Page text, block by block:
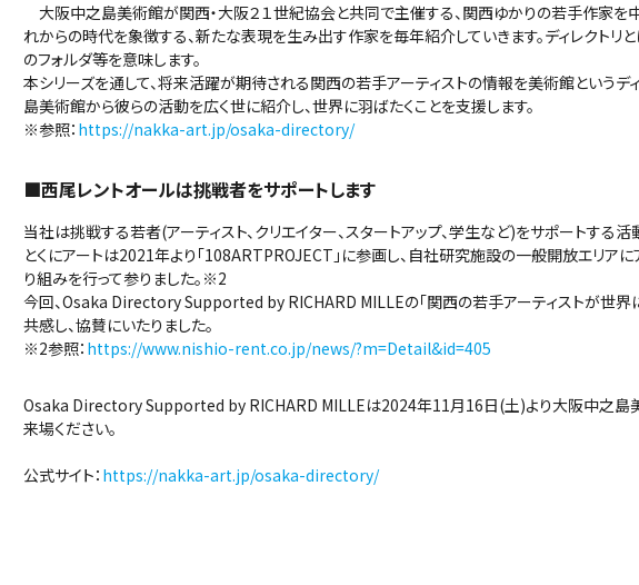
大阪中之島美術館が関西・大阪２１世紀協会と共同で主催する、関西ゆかりの若手作家を
れからの時代を象徴する、新たな表現を生み出す作家を毎年紹介していきます。ディレクトリ
のフォルダ等を意味します。
本シリーズを通して、将来活躍が期待される関西の若手アーティストの情報を美術館というディ
島美術館から彼らの活動を広く世に紹介し、世界に羽ばたくことを支援します。
※参照： https://nakka-art.jp/osaka-directory/
■西尾レントオールは挑戦者をサポートします
当社は挑戦する若者(アーティスト、クリエイター、スタートアップ、学生など)をサポートする活
とくにアートは2021年より「108ARTPROJECT」に参画し、自社研究施設の一般開放エリア
り組みを行って参りました。※2
今回、Osaka Directory Supported by RICHARD MILLEの「関西の若手アーティストが世界
共感し、協賛にいたりました。
※2参照： https://www.nishio-rent.co.jp/news/?m=Detail&id=405
Osaka Directory Supported by RICHARD MILLEは2024年11月16日(土)より大阪中之島
来場ください。
公式サイト： https://nakka-art.jp/osaka-directory/